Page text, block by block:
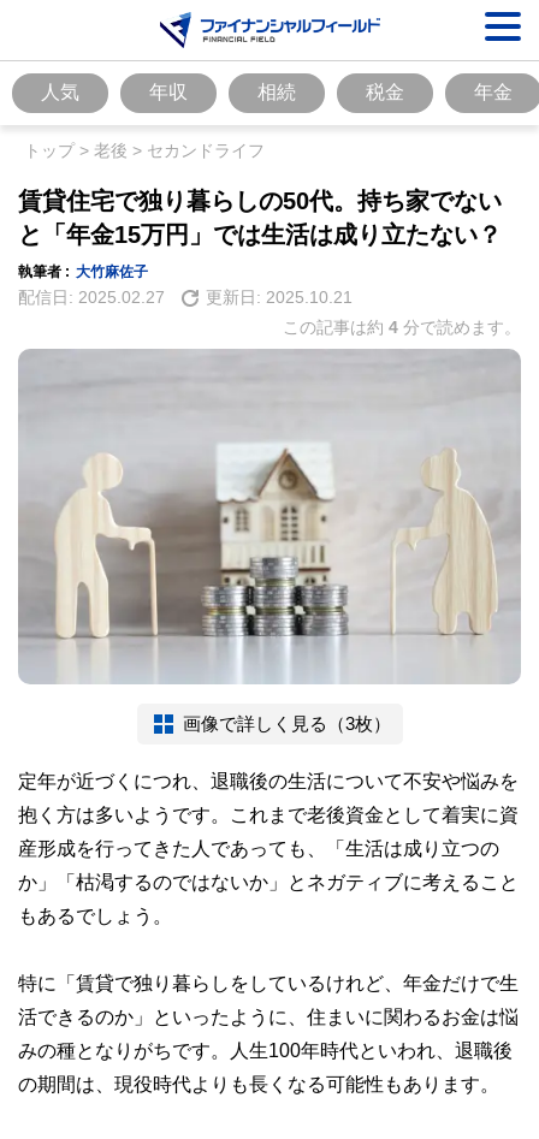
人気 年収 相続 税金 年金
トップ> 老後 > セカンドライフ
賃貸住宅で独り暮らしの50代。持ち家でない
と「年金15万円」では生活は成り立たない？
執筆者 : 大竹麻佐子
配信日: 2025.02.27 更新日: 2025.10.21
この記事は約 4 分で読めます。
画像で詳しく見る（3枚）
定年が近づくにつれ、退職後の生活について不安や悩みを
抱く方は多いようです。これまで老後資金として着実に資
産形成を行ってきた人であっても、「生活は成り立つの
か」「枯渇するのではないか」とネガティブに考えること
もあるでしょう。
特に「賃貸で独り暮らしをしているけれど、年金だけで生
活できるのか」といったように、住まいに関わるお金は悩
みの種となりがちです。人生100年時代といわれ、退職後
の期間は、現役時代よりも長くなる可能性もあります。